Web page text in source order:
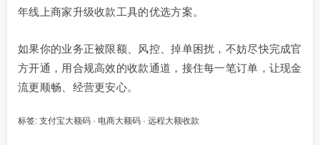
年线上商家升级收款工具的优选方案。
如果你的业务正被限额、风控、掉单困扰，不妨尽快完成官
方开通，用合规高效的收款通道，接住每一笔订单，让现金
流更顺畅、经营更安心。
标签: 支付宝大额码 · 电商大额码 · 远程大额收款